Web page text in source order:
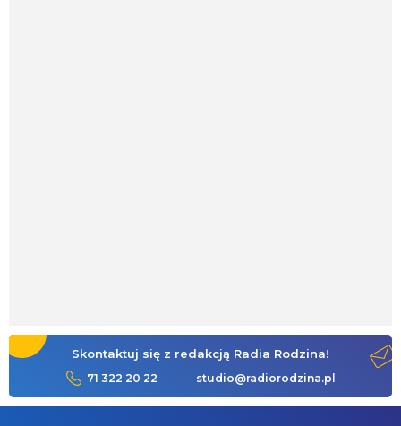
Skontaktuj się z redakcją Radia Rodzina!
71 322 20 22 studio@radiorodzina.pl